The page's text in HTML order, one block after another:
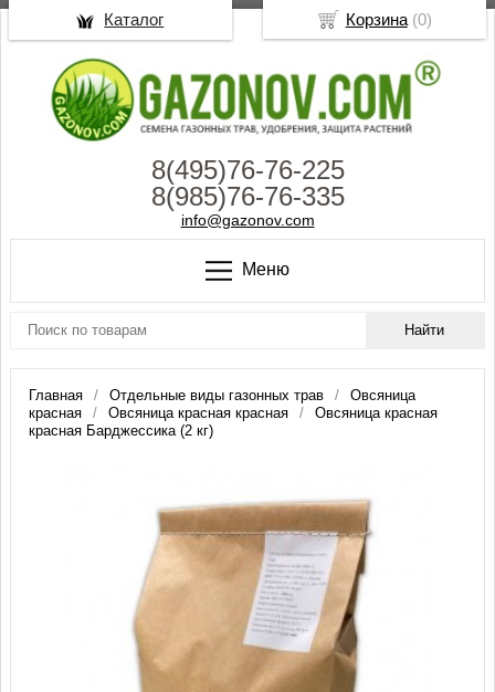
8(495)76-76-225
8(985)76-76-335
info@gazonov.com
Меню
Главная Отдельные виды газонных трав
Овсяница
красная
Овсяница красная красная
Овсяница красная
красная Барджессика (2 кг)
Корзина(0)
Каталог